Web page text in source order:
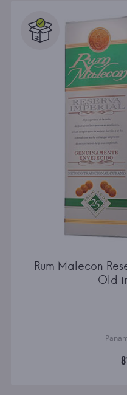
Rum Malecon
Old